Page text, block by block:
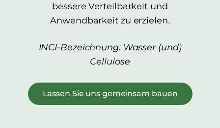
bessere Verteilbarkeit und
Anwendbarkeit zu erzielen.
INCI-Bezeichnung: Wasser (und)
Cellulose
Lassen Sie uns gemeinsam bauen